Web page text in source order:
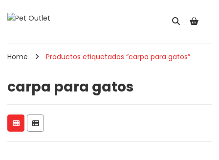
Home Productos etiquetados “carpa para gatos”
carpa para gatos